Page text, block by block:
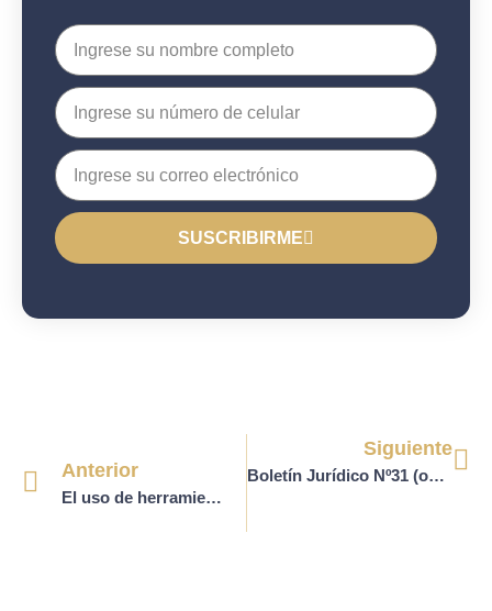
SUSCRIBIRME
Anterior
El uso de herramientas tecnológicas de inteligencia artificial en el ámbito judicial y el debido proceso: análisis de la Sentencia T-323 de 2024 de corte constitucional
Siguiente
Boletín Jurídico Nº31 (octubre 2024)